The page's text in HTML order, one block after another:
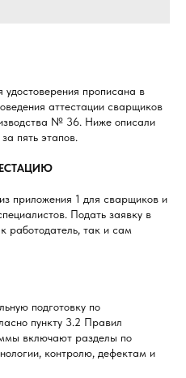
удостоверения прописана в
аттестации сварщиков
№ 36. Ниже описали
пять этапов.
приложения 1 для сварщиков и
Подать заявку в
работодатель, так и сам
подготовку по
пункту 3.2 Правил
включают разделы по
контролю, дефектам и